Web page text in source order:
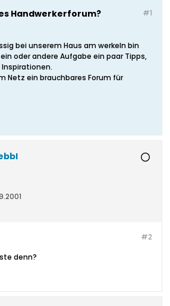
#1
Handwerkerforum?
bei unserem Haus am werkeln bin
oder andere Aufgabe ein paar Tipps,
Netz ein brauchbares Forum für
#2
denn?